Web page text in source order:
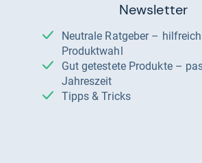
Newsletter
Neutrale Ratgeber – hilfreich für Ihre
Produktwahl
Gut getestete Produkte – passend zur
Jahreszeit
Tipps & Tricks